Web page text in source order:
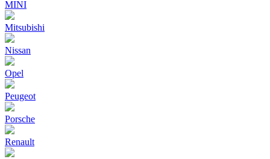
MINI
Mitsubishi
Nissan
Opel
Peugeot
Porsche
Renault